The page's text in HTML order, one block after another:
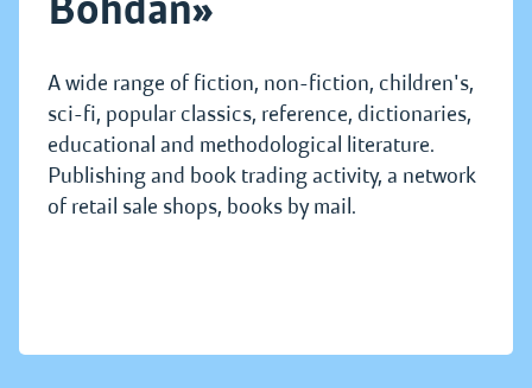
A wide range of fiction, non-fiction, children's,
sci-fi, popular classics, reference, dictionaries,
educational and methodological literature.
Publishing and book trading activity, a network
of retail sale shops, books by mail.